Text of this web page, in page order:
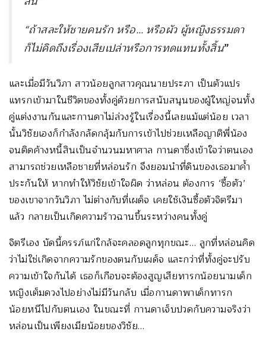
“ถ้าสละให้ชายคนรัก หรือ… หรือผัว ผู้หญิงธรรมดา
ก็ไม่คิดถึงเรื่องเสียเปล่าหรือการทดแทนทั้งสิ้น”
และเมื่อมีวันวิภา สาวน้อยลูกสาวคุณนายประภา เป็นตัวแปร
แทรกเข้ามาในชีวิตของทั้งคู่ด้วยการสนับสนุนของผู้ใหญ่จนทั้ง
คู่แต่งงานกันและกานดาไม่ล่วงรู้ในเรื่องนี้เลยแม้แต่น้อย เวลา
นั้นวิชัยเองก็กำลังกลัดกลุ้มกับการเข้าไปช่วยเหลือญาติพี่น้อง
จนติดค้างหนี้สินเป็นจำนวนมหาศาล กานดาซึ่งเข้าใจว่าตนเอง
สามารถช่วยเหลือชายที่หล่อนรัก จึงยอมนำที่ดินของเธอมาค้ำ
ประกันให้ หากทำให้วิชัยเข้าใจผิด ว่าหล่อน ต้องการ ‘ซื้อตัว’
ของเขาจากวันวิภา ไม่ต่างกับที่เผด็จ เคยใช้เงินซื้อตัวจิตรีมา
แล้ว กลายเป็นเกิดความร้าวฉานขึ้นระหว่างคนทั้งคู่
จิตรีเอง บัดนี้ครรภ์แก่ใกล้จะคลอดลูกทุกขณะ… ลูกที่หล่อนคิด
ว่าไม่ใช่เกิดจากความรักของตนกับเผด็จ และกว่าที่ทั้งคู่จะปรับ
ความเข้าใจกันได้ เธอก็เกือบจะต้องสูญเสียทารกน้อยนามเด็ก
หญิงเต็มดวงไปอย่างไม่มีวันกลับ เมื่อกานดาพาเด็กทารก
น้อยหนีไปกับตนเอง ในขณะที่ กานดาเจ็บปวดกับความจริงว่า
หล่อนเป็นเพียงเมียน้อยของวิชัย…